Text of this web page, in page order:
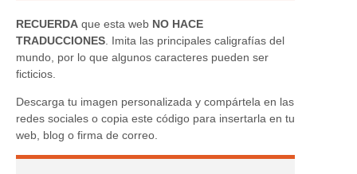
RECUERDA que esta web NO HACE
TRADUCCIONES . Imita las principales caligrafías del
mundo, por lo que algunos caracteres pueden ser
ficticios.
Descarga tu imagen personalizada y compártela en las
redes sociales o copia este código para insertarla en tu
web, blog o firma de correo.